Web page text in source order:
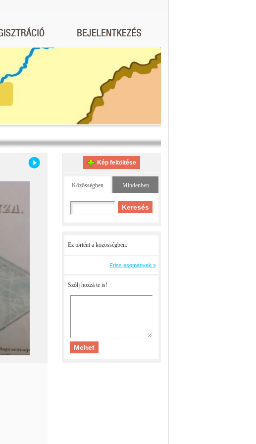
Kép feltöltése
Közösségben Mindenben
Ez történt a közösségben:
Friss események »
Szólj hozzá te is!